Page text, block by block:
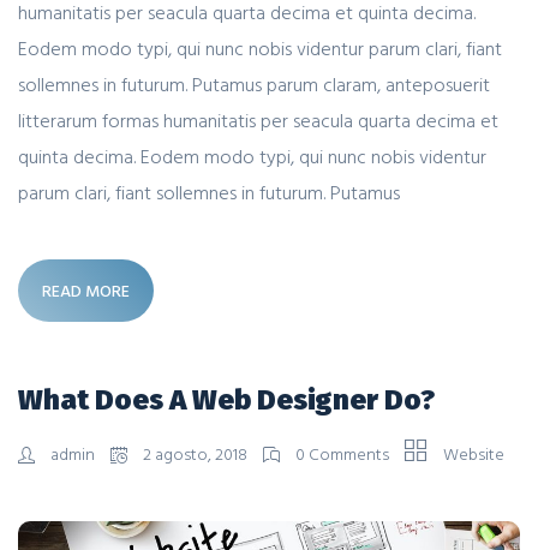
humanitatis per seacula quarta decima et quinta decima.
Eodem modo typi, qui nunc nobis videntur parum clari, fiant
sollemnes in futurum. Putamus parum claram, anteposuerit
litterarum formas humanitatis per seacula quarta decima et
quinta decima. Eodem modo typi, qui nunc nobis videntur
parum clari, fiant sollemnes in futurum. Putamus
READ MORE
What Does A Web Designer Do?
admin 2 agosto, 2018 0 Comments Website